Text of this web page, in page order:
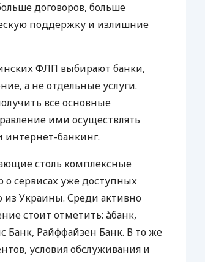
договоров, больше
поддержку и излишние
ФЛП выбирают банки,
а не отдельные услуги.
все основные
ими осуществлять
банкинг.
столь комплексные
о сервисах уже доступных
Украины. Среди активно
стоит отметить: àбанк,
Банк, Райффайзен Банк. В то же
условия обслуживания и